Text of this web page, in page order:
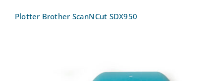
Plotter Brother ScanNCut SDX950